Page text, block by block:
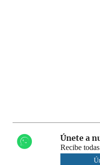
Únete a
Recibe